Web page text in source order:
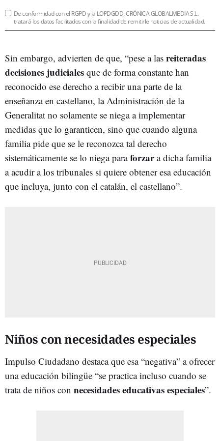
De conformidad con el RGPD y la LOPDGDD, CRÓNICA GLOBALMEDIA S.L.
tratará los datos facilitados con la finalidad de remitirle noticias de actualidad.
Sin embargo, advierten de que, “pese a las reiteradas
decisiones judiciales que de forma constante han
reconocido ese derecho a recibir una parte de la
enseñanza en castellano, la Administración de la
Generalitat no solamente se niega a implementar
medidas que lo garanticen, sino que cuando alguna
familia pide que se le reconozca tal derecho
sistemáticamente se lo niega paraforzara dicha familia
a acudir a los tribunales si quiere obtener esa educación
que incluya, junto con el catalán, el castellano”.
Niños con necesidades especiales
Impulso Ciudadano destaca que esa “negativa” a ofrecer
una educación bilingüe “se practica incluso cuando se
trata de niños con necesidades educativas especiales”.